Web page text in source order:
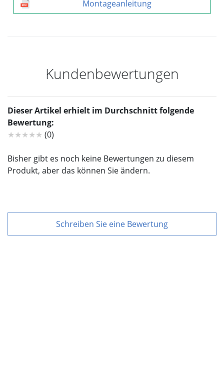
Montageanleitung
Kundenbewertungen
Dieser Artikel erhielt im Durchschnitt folgende
Bewertung:
★★★★★ (0)
Bisher gibt es noch keine Bewertungen zu diesem
Produkt, aber das können Sie ändern.
Schreiben Sie eine Bewertung